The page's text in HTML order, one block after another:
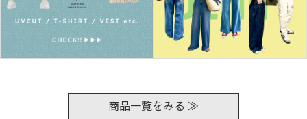
商品一覧をみる ≫